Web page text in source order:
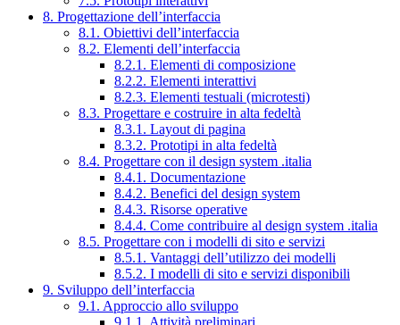
8. Progettazione dell’interfaccia
8.1. Obiettivi dell’interfaccia
8.2. Elementi dell’interfaccia
8.2.1. Elementi di composizione
8.2.2. Elementi interattivi
8.2.3. Elementi testuali (microtesti)
8.3. Progettare e costruire in alta fedeltà
8.3.1. Layout di pagina
8.3.2. Prototipi in alta fedeltà
8.4. Progettare con il design system .italia
8.4.1. Documentazione
8.4.2. Benefici del design system
8.4.3. Risorse operative
8.4.4. Come contribuire al design system .italia
8.5. Progettare con i modelli di sito e servizi
8.5.1. Vantaggi dell’utilizzo dei modelli
8.5.2. I modelli di sito e servizi disponibili
9. Sviluppo dell’interfaccia
9.1. Approccio allo sviluppo
9.1.1. Attività preliminari